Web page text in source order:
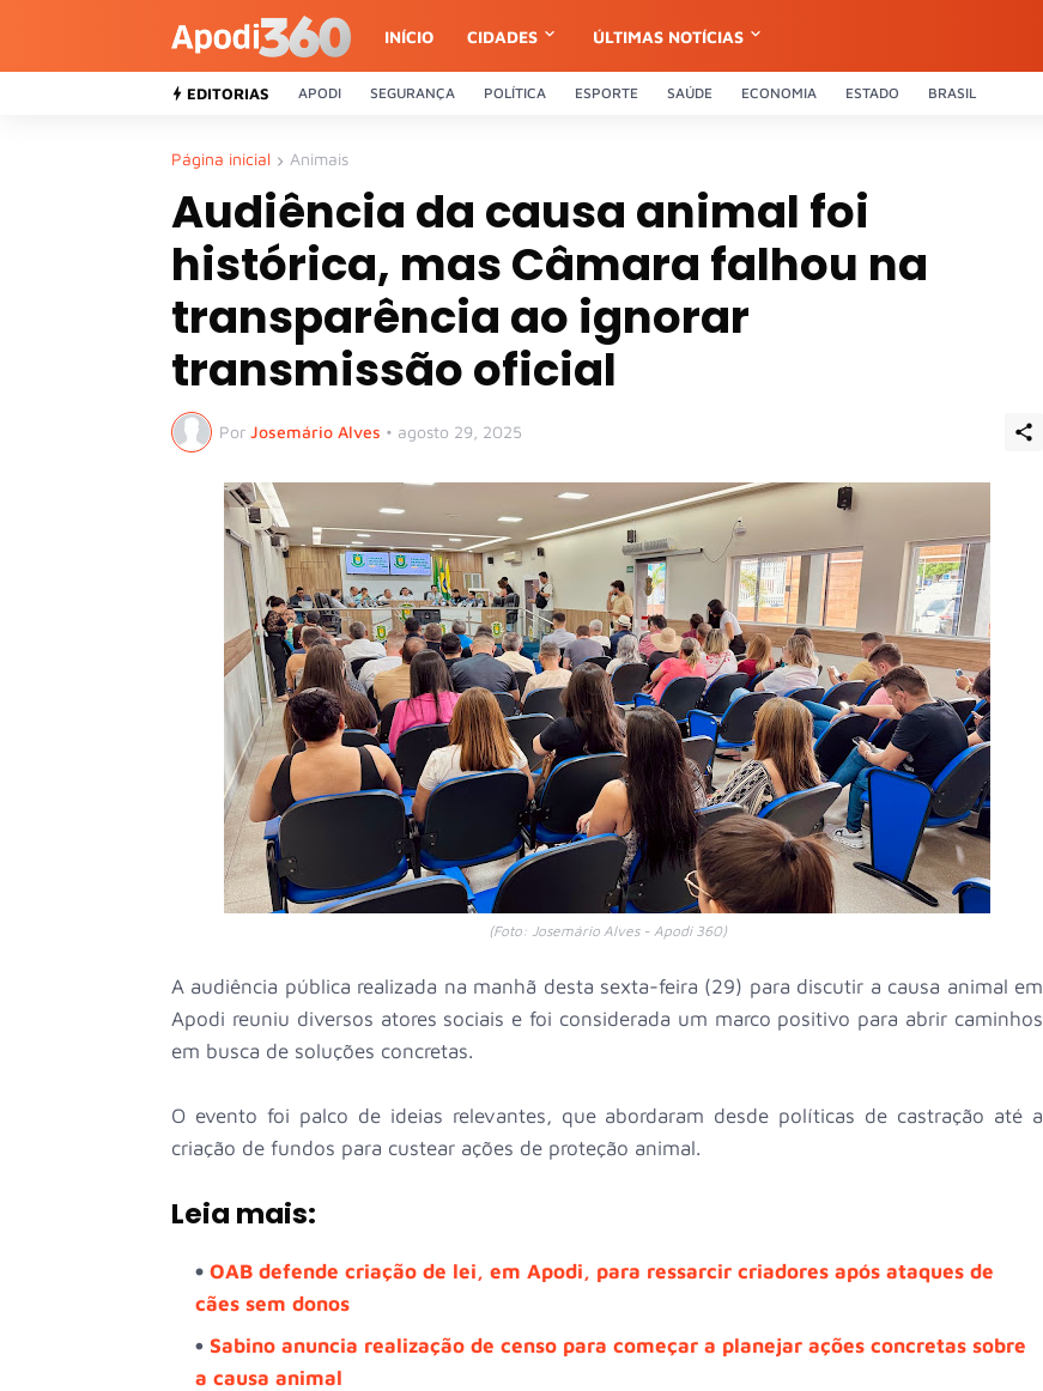
INÍCIO CIDADES ÚLTIMAS NOTÍCIAS
EDITORIAS APODI SEGURANÇA POLÍTICA ESPORTE SAÚDE ECONOMIA ESTADO BRASIL
Página inicial Animais
Audiência da causa animal foi
histórica, mas Câmara falhou na
transparência ao ignorar
transmissão oficial
Por Josemário Alves • agosto 29, 2025
(Foto: Josemário Alves - Apodi 360)
A audiência pública realizada na manhã desta sexta-feira (29) para discutir a causa animal em
Apodi reuniu diversos atores sociais e foi considerada um marco positivo para abrir caminhos
em busca de soluções concretas.
O evento foi palco de ideias relevantes, que abordaram desde políticas de castração até a
criação de fundos para custear ações de proteção animal.
Leia mais:
OAB defende criação de lei, em Apodi, para ressarcir criadores após ataques de
cães sem donos
Sabino anuncia realização de censo para começar a planejar ações concretas sobre
a causa animal